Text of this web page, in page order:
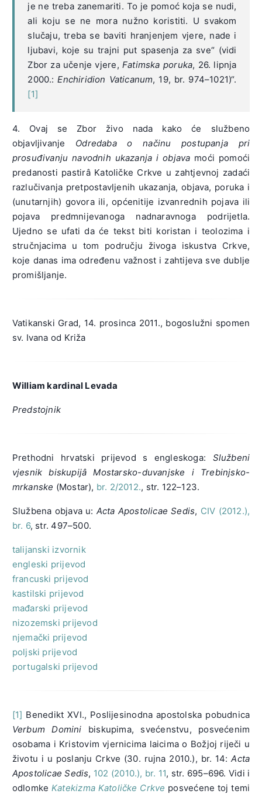
je ne treba zanemariti. To je pomoć koja se nudi,
ali koju se ne mora nužno koristiti. U svakom
slučaju, treba se baviti hranjenjem vjere, nade i
ljubavi, koje su trajni put spasenja za sve“ (vidi
Zbor za učenje vjere, Fatimska poruka, 26. lipnja
2000.:Enchiridion Vaticanum, 19, br. 974–1021)“.
[1]
4. Ovaj se Zbor živo nada kako će službeno
objavljivanje Odredaba o načinu postupanja pri
prosuđivanju navodnih ukazanja i objava moći pomoći
predanosti pastirâ Katoličke Crkve u zahtjevnoj zadaći
razlučivanja pretpostavljenih ukazanja, objava, poruka i
(unutarnjih) govora ili, općenitije izvanrednih pojava ili
pojava predmnijevanoga nadnaravnoga podrijetla.
Ujedno se ufati da će tekst biti koristan i teolozima i
stručnjacima u tom području živoga iskustva Crkve,
koje danas ima određenu važnost i zahtijeva sve dublje
promišljanje.
Vatikanski Grad, 14. prosinca 2011., bogoslužni spomen
sv. Ivana od Križa
William kardinal Levada
Predstojnik
Prethodni hrvatski prijevod s engleskoga: Službeni
vjesnik biskupijâ Mostarsko-duvanjske i Trebinjsko-
mrkanske (Mostar), br. 2/2012., str. 122–123.
Službena objava u: Acta Apostolicae Sedis, CIV (2012.),
br. 6, str. 497–500.
talijanski izvornik
engleski prijevod
francuski prijevod
kastilski prijevod
mađarski prijevod
nizozemski prijevod
njemački prijevod
poljski prijevod
portugalski prijevod
[1] Benedikt XVI., Poslijesinodna apostolska pobudnica
Verbum Domini biskupima, svećenstvu, posvećenim
osobama i Kristovim vjernicima laicima o Božjoj riječi u
životu i u poslanju Crkve (30. rujna 2010.), br. 14:Acta
Apostolicae Sedis, 102 (2010.), br. 11, str. 695–696. Vidi i
odlomkeKatekizma Katoličke Crkve posvećene toj temi